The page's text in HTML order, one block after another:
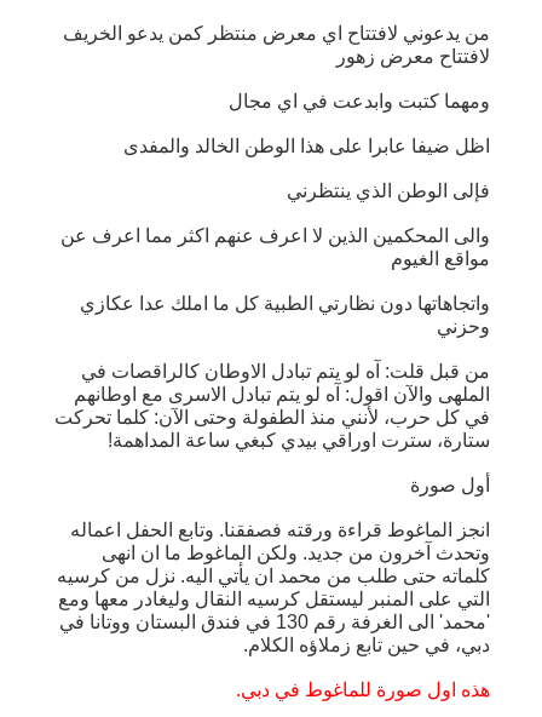
من يدعوني لافتتاح اي معرض منتظر كمن يدعو الخريف
لافتتاح معرض زهور
ومهما كتبت وابدعت في اي مجال
اظل ضيفا عابرا على هذا الوطن الخالد والمفدى
فإلى الوطن الذي ينتظرني
والى المحكمين الذين لا اعرف عنهم اكثر مما اعرف عن
مواقع الغيوم
واتجاهاتها دون نظارتي الطبية كل ما املك عدا عكازي
وحزني
من قبل قلت: آه لو يتم تبادل الاوطان كالراقصات في
الملهى والآن اقول: آه لو يتم تبادل الاسرى مع اوطانهم
في كل حرب، لأنني منذ الطفولة وحتى الآن: كلما تحركت
ستارة، سترت اوراقي بيدي كبغي ساعة المداهمة!
أول صورة
انجز الماغوط قراءة ورقته فصفقنا. وتابع الحفل اعماله
وتحدث آخرون من جديد. ولكن الماغوط ما ان انهى
كلماته حتى طلب من محمد ان يأتي اليه. نزل من كرسيه
التي على المنبر ليستقل كرسيه النقال وليغادر معها ومع
'محمد' الى الغرفة رقم 130 في فندق البستان ووتانا في
دبي، في حين تابع زملاؤه الكلام.
هذه اول صورة للماغوط في دبي.